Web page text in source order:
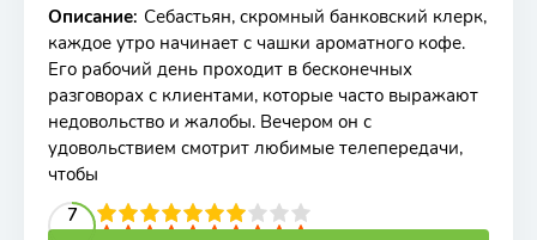
Описание: Себастьян, скромный банковский клерк,
каждое утро начинает с чашки ароматного кофе.
Его рабочий день проходит в бесконечных
разговорах с клиентами, которые часто выражают
недовольство и жалобы. Вечером он с
удовольствием смотрит любимые телепередачи,
чтобы
7
4 5 6 7 8 9 10